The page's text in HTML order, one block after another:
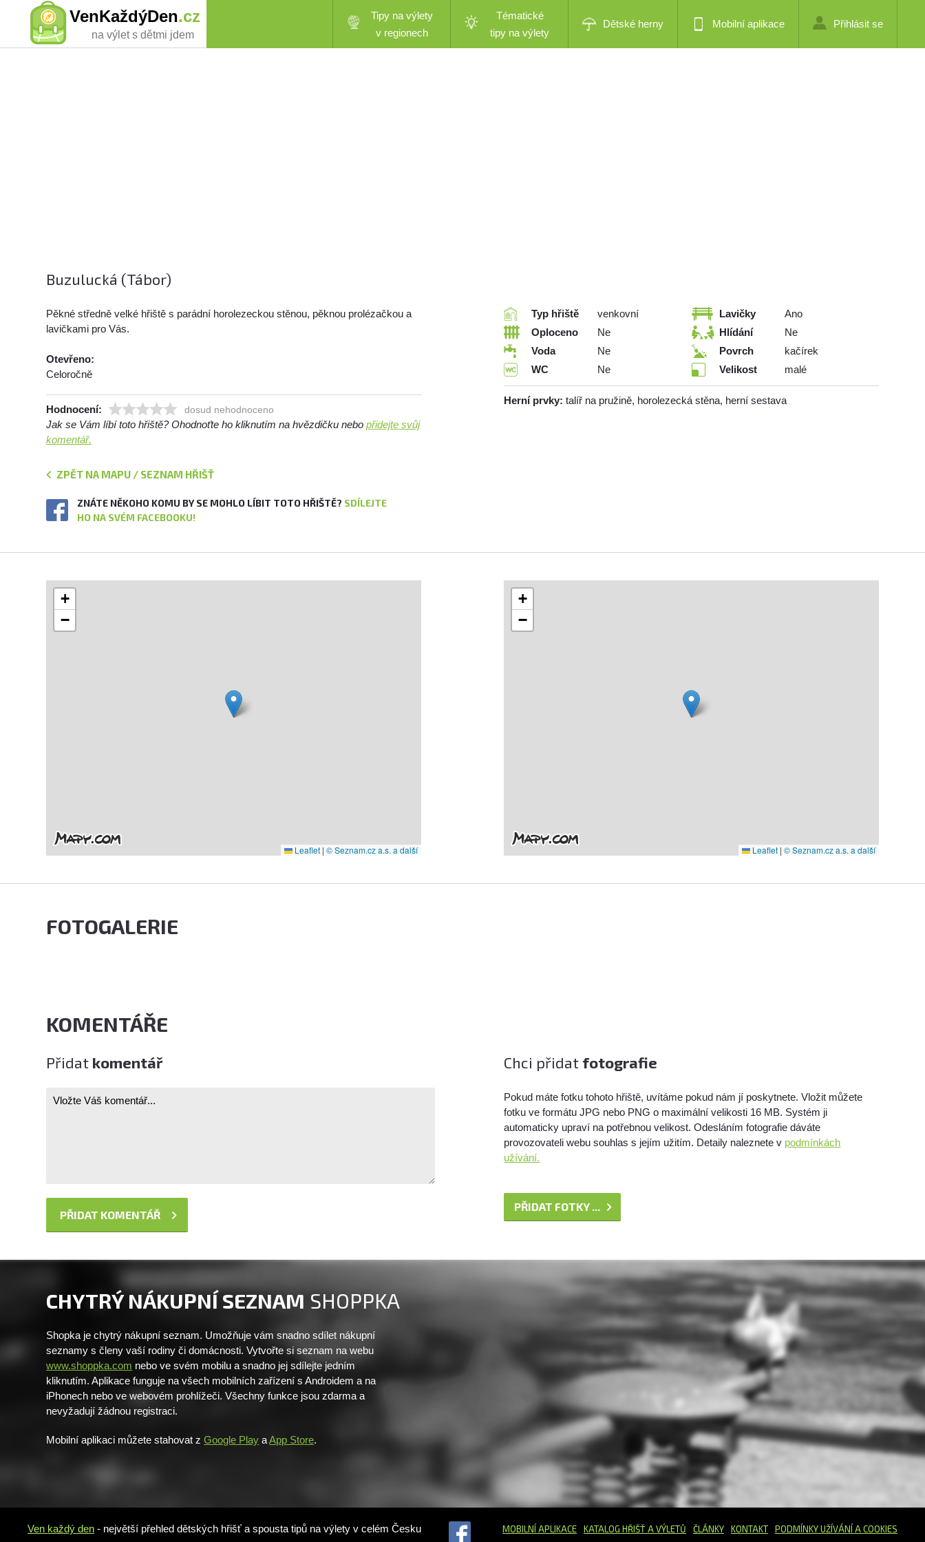
VenKaždýDen.cz
na výlet s dětmi jdem
Tipy na výlety
v regionech
Tématické
tipy na výlety
Dětské herny Mobilní aplikace Přihlásit se
Buzulucká (Tábor)
Pěkné středně velké hřiště s parádní horolezeckou stěnou, pěknou prolézačkou a
lavičkami pro Vás.
Otevřeno:
Celoročně
Hodnocení: dosud nehodnoceno
Jak se Vám líbí toto hřiště? Ohodnoťte ho kliknutím na hvězdičku nebopřidejte svůj
komentář.
ZPĚT NA MAPU / SEZNAM HŘIŠŤ
ZNÁTE NĚKOHO KOMU BY SE MOHLO LÍBIT TOTO HŘIŠTĚ? SDÍLEJTE
HO NA SVÉM FACEBOOKU!
Typ hřiště
venkovní
Oploceno
Ne
Voda
Ne
WC
Ne
Lavičky
Ano
Hlídání
Ne
Povrch
kačírek
Velikost
malé
Herní prvky: talíř na pružině, horolezecká stěna, herní sestava
+
−
Leaflet | © Seznam.cz a.s. a další
+
−
Leaflet | © Seznam.cz a.s. a další
FOTOGALERIE
KOMENTÁŘE
Přidat komentář Chci přidat fotografie
Pokud máte fotku tohoto hřiště, uvítáme pokud nám jí poskytnete. Vložit můžete
fotku ve formátu JPG nebo PNG o maximální velikosti 16 MB. Systém ji
automaticky upraví na potřebnou velikost. Odesláním fotografie dáváte
provozovateli webu souhlas s jejím užitím. Detaily naleznete v podmínkách
užívání.
PŘIDAT FOTKY ...
CHYTRÝ NÁKUPNÍ SEZNAM SHOPPKA
Shopka je chytrý nákupní seznam. Umožňuje vám snadno sdílet nákupní
seznamy s členy vaší rodiny či domácnosti. Vytvořte si seznam na webu
www.shoppka.com nebo ve svém mobilu a snadno jej sdílejte jedním
kliknutím. Aplikace funguje na všech mobilních zařízení s Androidem a na
iPhonech nebo ve webovém prohlížeči. Všechny funkce jsou zdarma a
nevyžadují žádnou registraci.
Mobilní aplikaci můžete stahovat zGoogle Play aApp Store.
Ven každý den - největší přehled dětských hřišť a spousta tipů na výlety v celém Česku MOBILNÍ APLIKACE KATALOG HŘIŠŤA VÝLETŮ ČLÁNKY KONTAKT PODMÍNKY UŽÍVÁNÍ A COOKIES